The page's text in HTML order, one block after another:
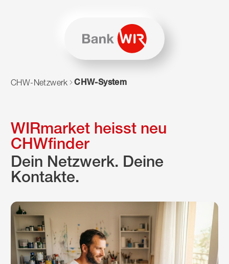
Zum Navigieren dieser Seite wird JavaScript benötigt.
CHW-Netzwerk CHW-System
WIRmarket heisst neu
CHWfinder
Dein Netzwerk. Deine
Kontakte.